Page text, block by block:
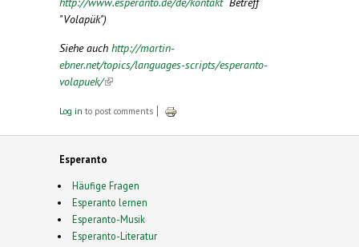
"Volapük")
Siehe auch http://martin-
ebner.net/topics/languages-scripts/esperanto-
volapuek/(link is external)
Log in to post comments
Esperanto
Häufige Fragen
Esperanto lernen
Esperanto-Musik
Esperanto-Literatur